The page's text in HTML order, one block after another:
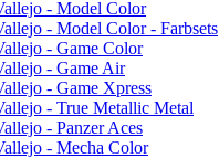
- Model Color
- Model Color - Farbsets
- Game Color
- Game Air
- Game Xpress
- True Metallic Metal
- Panzer Aces
- Mecha Color